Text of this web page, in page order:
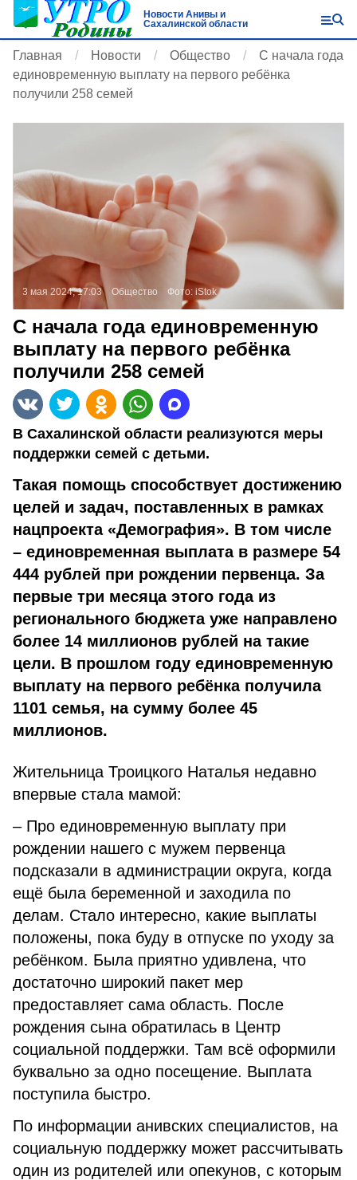
Новости Анивы и
Сахалинской области
Главная Новости Общество
С начала года
единовременную выплату на первого ребёнка
получили 258 семей
3 мая 2024, 17:03 Общество Фото: iStok
С начала года единовременную
выплату на первого ребёнка
получили 258 семей
В Сахалинской области реализуются меры
поддержки семей с детьми.
Такая помощь способствует достижению
целей и задач, поставленных в рамках
нацпроекта «Демография». В том числе
– единовременная выплата в размере 54
444 рублей при рождении первенца. За
первые три месяца этого года из
регионального бюджета уже направлено
более 14 миллионов рублей на такие
цели. В прошлом году единовременную
выплату на первого ребёнка получила
1101 семья, на сумму более 45
миллионов.
Жительница Троицкого Наталья недавно
впервые стала мамой:
– Про единовременную выплату при
рождении нашего с мужем первенца
подсказали в администрации округа, когда
ещё была беременной и заходила по
делам. Стало интересно, какие выплаты
положены, пока буду в отпуске по уходу за
ребёнком. Была приятно удивлена, что
достаточно широкий пакет мер
предоставляет сама область. После
рождения сына обратилась в Центр
социальной поддержки. Там всё оформили
буквально за одно посещение. Выплата
поступила быстро.
По информации анивских специалистов, на
социальную поддержку может рассчитывать
один из родителей или опекунов, с которым